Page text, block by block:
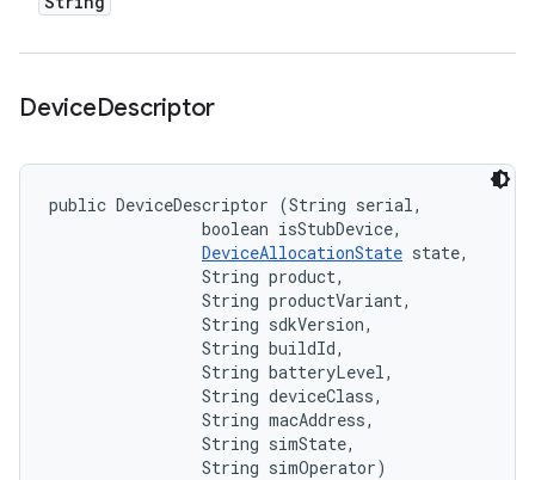
DeviceDescriptor
public DeviceDescriptor (String serial,
                boolean isStubDevice,
DeviceAllocationState state,
                String product,
                String productVariant,
                String sdkVersion,
                String buildId,
                String batteryLevel,
                String deviceClass,
                String macAddress,
                String simState,
                String simOperator)